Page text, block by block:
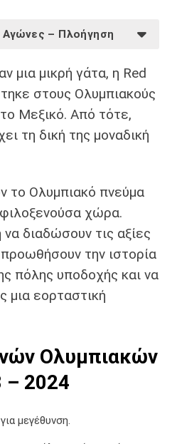
Αγώνες – Πλοήγηση
μια μικρή γάτα, η Red
στους Ολυμπιακούς
Μεξικό. Από τότε,
τη δική της μοναδική
το Ολυμπιακό πνεύμα
χώρα.
διαδώσουν τις αξίες
την ιστορία
πόλης υποδοχής και να
μια εορταστική
Ολυμπιακών
2024
μεγέθυνση.